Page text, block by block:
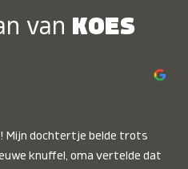
van KOES
Mijn dochtertje belde trots
knuffel, oma vertelde dat